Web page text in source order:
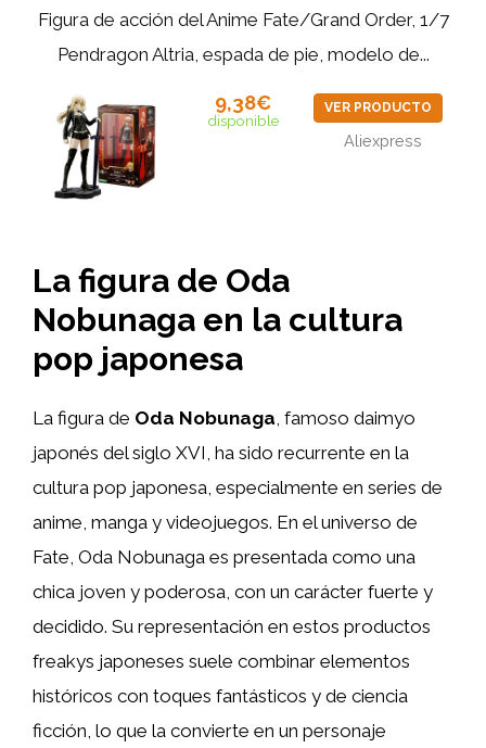
Figura de acción del Anime Fate/Grand Order, 1/7
Pendragon Altria, espada de pie, modelo de...
9,38€
disponible
VER PRODUCTO
Aliexpress
La figura de Oda
Nobunaga en la cultura
pop japonesa
La figura de Oda Nobunaga, famoso daimyo
japonés del siglo XVI, ha sido recurrente en la
cultura pop japonesa, especialmente en series de
anime, manga y videojuegos. En el universo de
Fate, Oda Nobunaga es presentada como una
chica joven y poderosa, con un carácter fuerte y
decidido. Su representación en estos productos
freakys japoneses suele combinar elementos
históricos con toques fantásticos y de ciencia
ficción, lo que la convierte en un personaje